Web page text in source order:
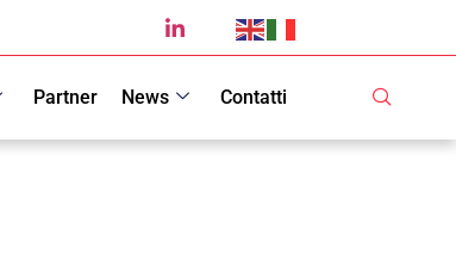
Partner News Contatti